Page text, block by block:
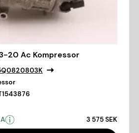
20 Ac Kompressor
3 575 SEK